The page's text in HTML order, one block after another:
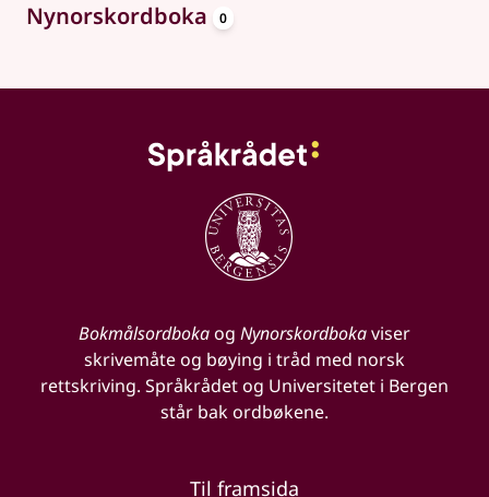
Nynorskordboka 0
Bokmålsordbokaog Nynorskordbokaviser
skrivemåte og bøying i tråd med norsk
rettskriving. Språkrådet og Universitetet i Bergen
står bak ordbøkene.
Til framsida